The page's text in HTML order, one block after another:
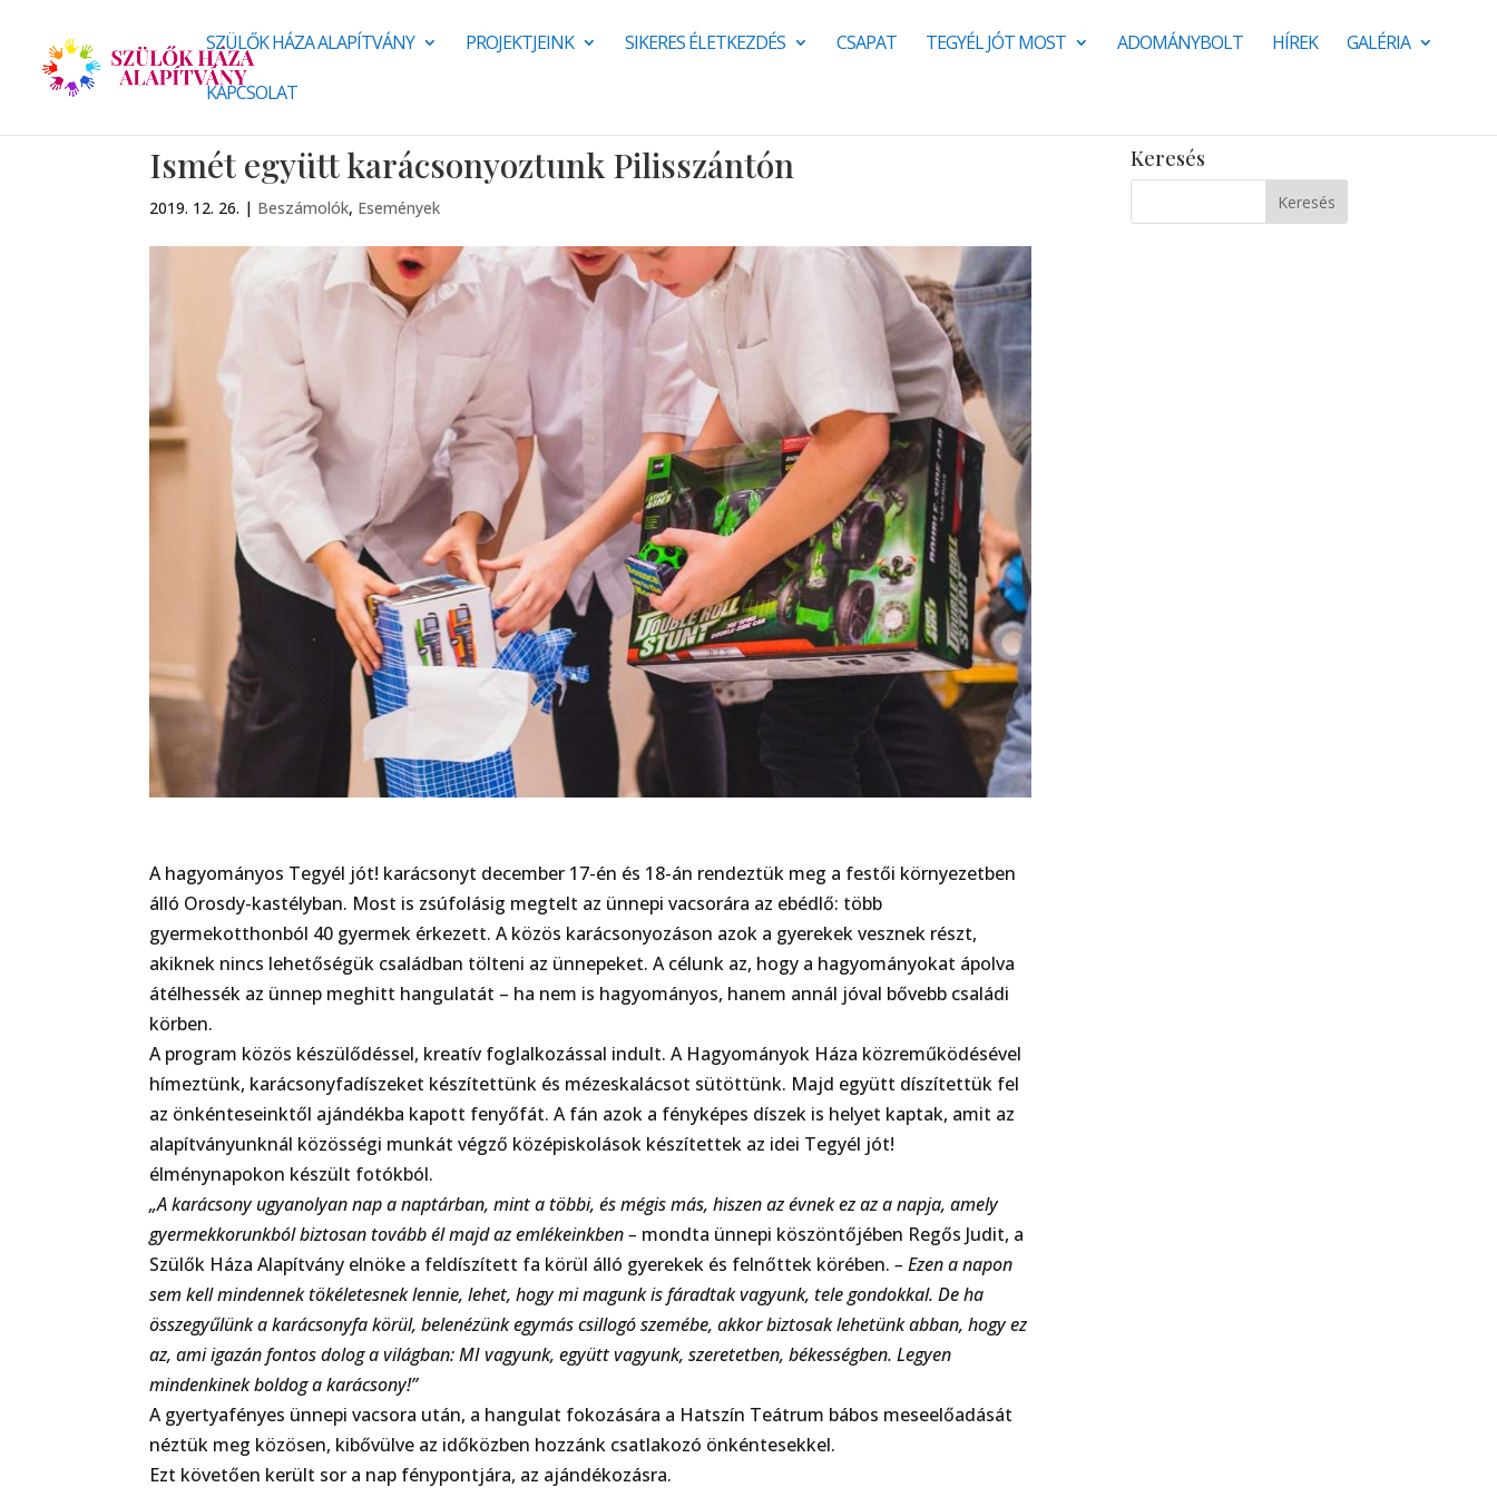
SZÜLŐK HÁZA ALAPÍTVÁNY PROJEKTJEINK SIKERES ÉLETKEZDÉS CSAPAT TEGYÉL JÓT MOST ADOMÁNYBOLT HÍREK GALÉRIA
KAPCSOLAT
Ismét együtt karácsonyoztunk Pilisszántón
2019. 12. 26. | Beszámolók, Események
A hagyományos Tegyél jót! karácsonyt december 17-én és 18-án rendeztük meg a festői környezetben
álló Orosdy-kastélyban. Most is zsúfolásig megtelt az ünnepi vacsorára az ebédlő: több
gyermekotthonból 40 gyermek érkezett. A közös karácsonyozáson azok a gyerekek vesznek részt,
akiknek nincs lehetőségük családban tölteni az ünnepeket. A célunk az, hogy a hagyományokat ápolva
átélhessék az ünnep meghitt hangulatát – ha nem is hagyományos, hanem annál jóval bővebb családi
körben.
A program közös készülődéssel, kreatív foglalkozással indult. A Hagyományok Háza közreműködésével
hímeztünk, karácsonyfadíszeket készítettünk és mézeskalácsot sütöttünk. Majd együtt díszítettük fel
az önkénteseinktől ajándékba kapott fenyőfát. A fán azok a fényképes díszek is helyet kaptak, amit az
alapítványunknál közösségi munkát végző középiskolások készítettek az idei Tegyél jót!
élménynapokon készült fotókból.
„A karácsony ugyanolyan nap a naptárban, mint a többi, és mégis más, hiszen az évnek ez az a napja, amely
gyermekkorunkból biztosan tovább él majd az emlékeinkben – mondta ünnepi köszöntőjében Regős Judit, a
Szülők Háza Alapítvány elnöke a feldíszített fa körül álló gyerekek és felnőttek körében.– Ezen a napon
sem kell mindennek tökéletesnek lennie, lehet, hogy mi magunk is fáradtak vagyunk, tele gondokkal. De ha
összegyűlünk a karácsonyfa körül, belenézünk egymás csillogó szemébe, akkor biztosak lehetünk abban, hogy ez
az, ami igazán fontos dolog a világban: MI vagyunk, együtt vagyunk, szeretetben, békességben. Legyen
mindenkinek boldog a karácsony!”
A gyertyafényes ünnepi vacsora után, a hangulat fokozására a Hatszín Teátrum bábos meseelőadását
néztük meg közösen, kibővülve az időközben hozzánk csatlakozó önkéntesekkel.
Ezt követően került sor a nap fénypontjára, az ajándékozásra.
Keresés